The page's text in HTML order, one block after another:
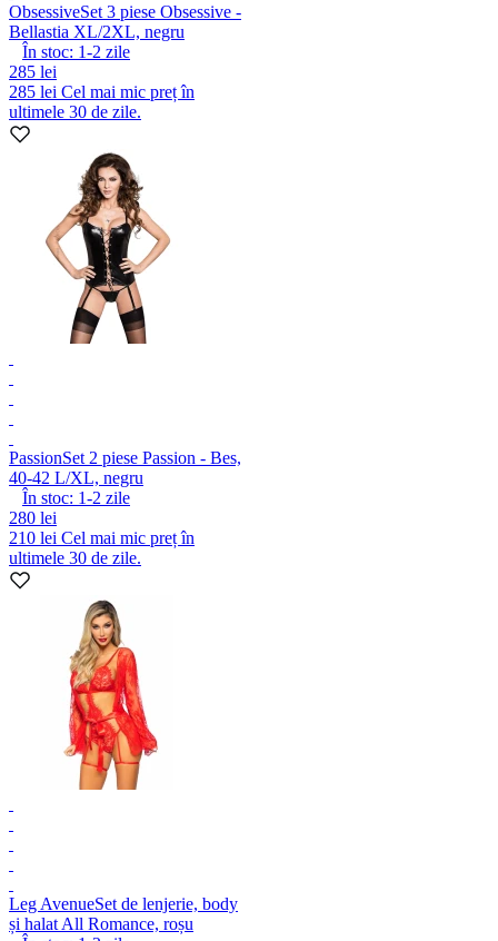
ObsessiveSet 3 piese Obsessive -
Bellastia XL/2XL, negru
În stoc: 1-2 zile
285 lei
285 lei Cel mai mic preț în
ultimele 30 de zile.
PassionSet 2 piese Passion - Bes,
40-42 L/XL, negru
În stoc: 1-2 zile
280 lei
210 lei Cel mai mic preț în
ultimele 30 de zile.
Leg AvenueSet de lenjerie, body
și halat All Romance, roșu